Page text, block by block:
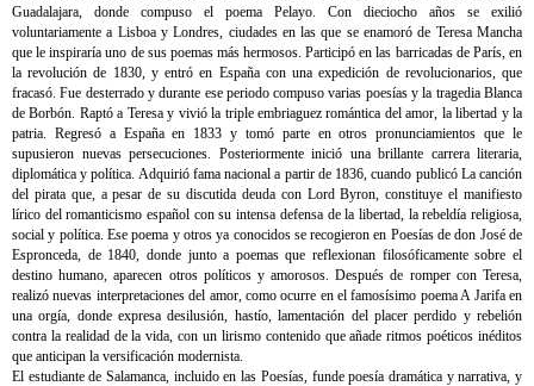
Guadalajara, donde compuso el poema Pelayo. Con dieciocho años se exilió
voluntariamente a Lisboa y Londres, ciudades en las que se enamoró de Teresa Mancha
que le inspiraría uno de sus poemas más hermosos. Participó en las barricadas de París, en
la revolución de 1830, y entró en España con una expedición de revolucionarios, que
fracasó. Fue desterrado y durante ese periodo compuso varias poesías y la tragedia Blanca
de Borbón. Raptó a Teresa y vivió la triple embriaguez romántica del amor, la libertad y la
patria. Regresó a España en 1833 y tomó parte en otros pronunciamientos que le
supusieron nuevas persecuciones. Posteriormente inició una brillante carrera literaria,
diplomática y política. Adquirió fama nacional a partir de 1836, cuando publicó La canción
del pirata que, a pesar de su discutida deuda con Lord Byron, constituye el manifiesto
lírico del romanticismo español con su intensa defensa de la libertad, la rebeldía religiosa,
social y política. Ese poema y otros ya conocidos se recogieron en Poesías de don José de
Espronceda, de 1840, donde junto a poemas que reflexionan filosóficamente sobre el
destino humano, aparecen otros políticos y amorosos. Después de romper con Teresa,
realizó nuevas interpretaciones del amor, como ocurre en el famosísimo poema A Jarifa en
una orgía, donde expresa desilusión, hastío, lamentación del placer perdido y rebelión
contra la realidad de la vida, con un lirismo contenido que añade ritmos poéticos inéditos
que anticipan la versificación modernista.
El estudiante de Salamanca, incluido en las Poesías, funde poesía dramática y narrativa, y